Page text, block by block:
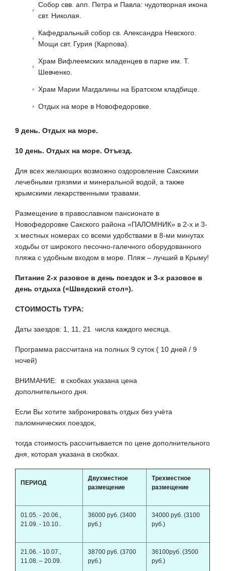
Собор свв. апп. Петра и Павла: чудотворная икона
свт. Николая.
Кафедральный собор св. Александра Невского.
Мощи свт. Гурия (Карпова).
Храм Вифлеемских младенцев в парке им. Т.
Шевченко.
Храм Марии Магдалины на Братском кладбище.
Отдых на море в Новофедоровке.
9 день. Отдых на море.
10 день. Отдых на море. Отъезд.
Для всех желающих возможно оздоровление Сакскими
лечебными грязями и минеральной водой, а также
крымскими лекарственными травами.
Размещение в православном пансионате в
Новофедоровке Сакского района «ПАЛОМНИК» в 2-х и 3-
х местных номерах со всеми удобствами в 8-ми минутах
ходьбы от широкого песочно-галечного оборудованного
пляжа с удобным входом в море. Пляж – лучший в Крыму!
Питание 2-х разовое в день поездок и 3-х разовое в
день отдыха («Шведский стол»).
СТОИМОСТЬ ТУРА:
Даты заездов: 1, 11, 21 числа каждого месяца.
Программа рассчитана на полных 9 суток ( 10 дней / 9
ночей)
ВНИМАНИЕ: в скобках указана цена
дополнительного дня.
Если Вы хотите забронировать отдых без учёта
паломнических поездок,
тогда стоимость рассчитывается по цене дополнительного
дня, которая указана в скобках.
ПЕРИОД
Двухместное
размещение
Трехместное
размещение
01.05. - 20.06.,
21.09. - 10.10..
36000 руб. (3400
руб.)
34000 руб. (3100
руб.)
21.06. - 10.07.,
11.08. – 20.09.
38700 руб. (3700
руб.)
36100руб. (3500
руб.)